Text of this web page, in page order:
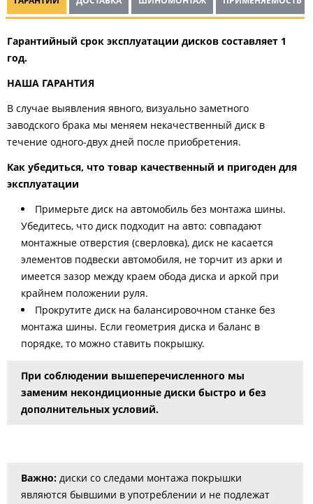
Гарантийный срок эксплуатации дисков составляет 1
год.
НАША ГАРАНТИЯ
В случае выявления явного, визуально заметного
заводского брака мы меняем некачественный диск в
течение одного-двух дней после приобретения.
Как убедиться, что товар качественный и пригоден для
эксплуатации
Примерьте диск на автомобиль без монтажа шины.
Убедитесь, что диск подходит на авто: совпадают
монтажные отверстия (сверловка), диск не касается
элементов подвески автомобиля, не торчит из арки и
имеется зазор между краем обода диска и аркой при
крайнем положении руля.
Прокрутите диск на балансировочном станке без
монтажа шины. Если геометрия диска и баланс в
порядке, то можно ставить покрышку.
При соблюдении вышеперечисленного мы
заменим некондиционные диски быстро и без
дополнительных условий.
Важно: диски со следами монтажа покрышки
являются бывшими в употреблении и не подлежат